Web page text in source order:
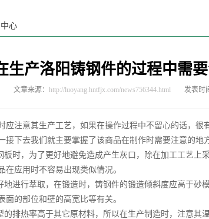
心
生产洛阳铸钢件的过程中需要
文章来源： http://luoyang.hntfjx.com/news756344.html 发表时
应注意其生产工艺，如果在操作过程中不留心的话，很
接下去我们就主要掌握了该商品在制作时需要注意的地
，为了更好地避免造成产生灰口，除在加工工艺上
在应用时不容易出现类似情况。
行萃取，在锻造时，铸钢件的锻造倾斜度应高于砂
面的部位和壁的高宽比等有关。
热率高于其它原材料，所以在生产制造时，注意其温